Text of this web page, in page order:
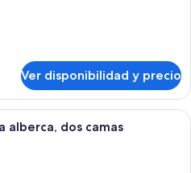
Ver disponibilidad y precio
Habitación de hotel con una cama
alberca, dos camas